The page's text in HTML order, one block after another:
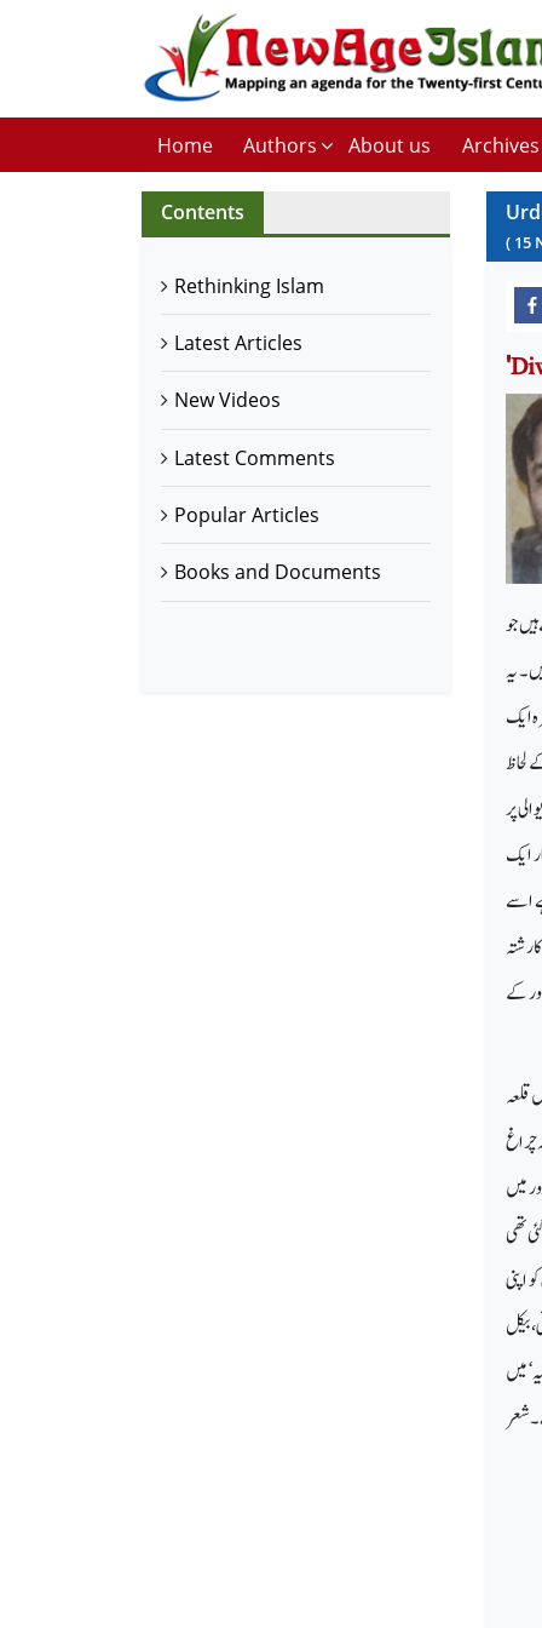
Home Authors About us Archives
Contents
Rethinking Islam
Latest Articles
New Videos
Latest Comments
Popular Articles
Books and Documents
( 15
جو
یہ
ایک
لحاظ
پر
ایک
اسے
رشتہ
کے
قلعہ
چراغ
میں
تھی
اپنی
بیکل
میں
شعر